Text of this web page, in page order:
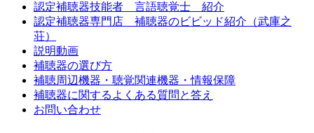
認定補聴器技能者 言語聴覚士 紹介
認定補聴器専門店 補聴器のビビッド紹介（武庫之
荘）
説明動画
補聴器の選び方
補聴周辺機器・聴覚関連機器・情報保障
補聴器に関するよくある質問と答え
お問い合わせ